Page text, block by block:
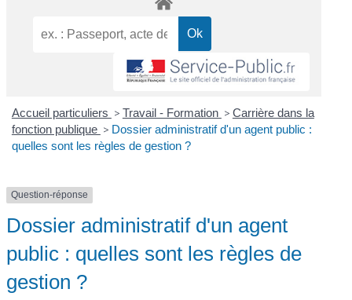
Accueil particuliers > Travail - Formation > Carrière dans la
fonction publique > Dossier administratif d'un agent public :
quelles sont les règles de gestion ?
Question-réponse
Dossier administratif d'un agent
public : quelles sont les règles de
gestion ?